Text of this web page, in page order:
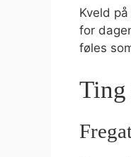
Kveld
for
føles